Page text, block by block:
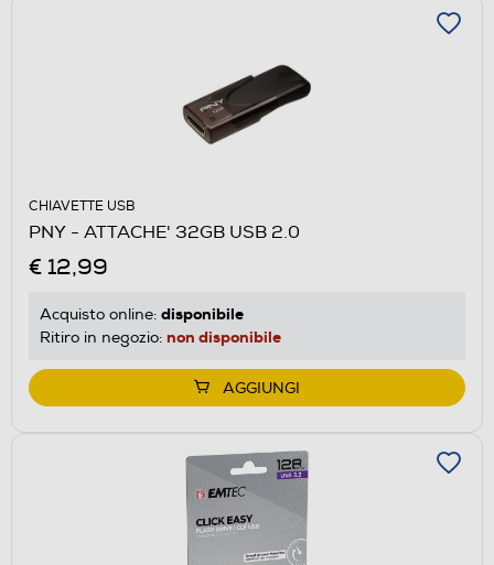
CHIAVETTE USB
PNY - ATTACHE' 32GB USB 2.0
€ 12,99
Acquisto online: disponibile
Ritiro in negozio: non disponibile
AGGIUNGI